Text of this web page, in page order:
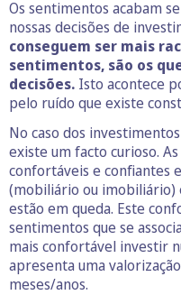
Os sentimentos acabam
nossas decisões de
conseguem ser mais
sentimentos, são os
decisões. Isto acontece
pelo ruído que existe
No caso dos
existe um facto curioso.
confortáveis e confiantes
(mobiliário ou imobiliário)
estão em queda. Este
sentimentos que se
mais confortável investir
apresenta uma
meses/anos.